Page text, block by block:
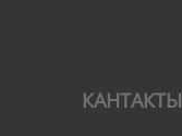
КАНТАКТЫ